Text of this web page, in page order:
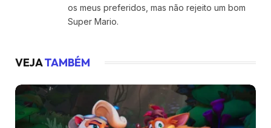
os meus preferidos, mas não rejeito um bom
Super Mario.
VEJATAMBÉM